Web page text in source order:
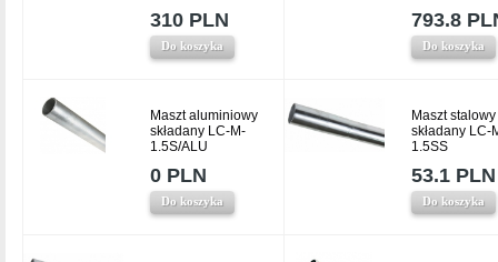
310 PLN
Do koszyka
793.8
Do koszyka
Maszt aluminiowy
składany LC-M-
1.5S/ALU
0 PLN
Do koszyka
Maszt stalowy
składany LC-
1.5SS
53.1 PLN
Do koszyka